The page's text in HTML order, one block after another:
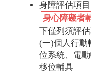
身障評估項
身心障礙者
下僅列須評估
(一)個人行動
位系統、電
移位輔具